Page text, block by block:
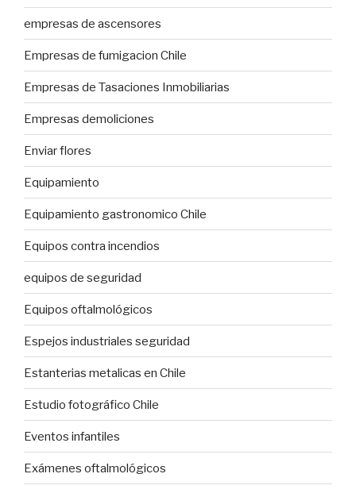
empresas de ascensores
Empresas de fumigacion Chile
Empresas de Tasaciones Inmobiliarias
Empresas demoliciones
Enviar flores
Equipamiento
Equipamiento gastronomico Chile
Equipos contra incendios
equipos de seguridad
Equipos oftalmológicos
Espejos industriales seguridad
Estanterias metalicas en Chile
Estudio fotográfico Chile
Eventos infantiles
Exámenes oftalmológicos